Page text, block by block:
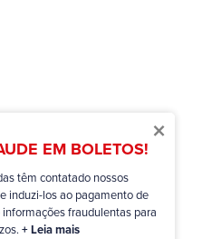
×
EM BOLETOS!
têm contatado nossos
induzi-los ao pagamento de
fraudulentas para
+ Leia mais